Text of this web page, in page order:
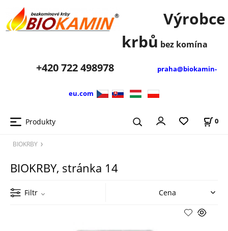
Výrobce
krbů bez komína
+420722 498978 praha@biokamin-
eu.com
Produkty 0
BIOKRBY
BIOKRBY, stránka 14
Filtr